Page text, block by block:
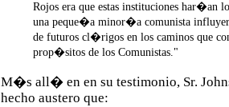
Rojos era que estas instituciones har�an
una peque�a minor�a comunista
de futuros cl�rigos en los caminos que
prop�sitos de los Comunistas."
M�s all� en en su testimonio, Sr.
hecho austero que: